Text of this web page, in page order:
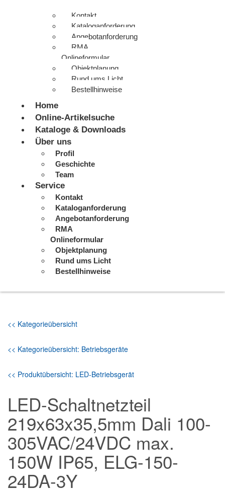
Kontakt
Kataloganforderung
Angebotanforderung
RMA
Onlineformular
Objektplanung
Rund ums Licht
Bestellhinweise
Home
Online-Artikelsuche
Kataloge & Downloads
Über uns
Profil
Geschichte
Team
Service
Kontakt
Kataloganforderung
Angebotanforderung
RMA
Onlineformular
Objektplanung
Rund ums Licht
Bestellhinweise
<< Kategorieübersicht
<< Kategorieübersicht: Betriebsgeräte
<< Produktübersicht: LED-Betriebsgerät
LED-Schaltnetzteil
219x63x35,5mm Dali 100-
305VAC/24VDC max.
150W IP65, ELG-150-
24DA-3Y